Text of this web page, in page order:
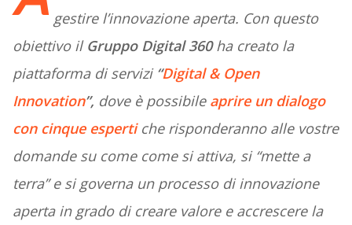
gestire l’innovazione aperta. Con questo
obiettivo ilGruppo Digital 360ha creato la
piattaforma di servizi “Digital & Open
Innovation”, doveè possibile aprire un dialogo
con cinque esperti che risponderanno alle vostre
domande su come come si attiva, si “mette a
terra” e si governa un processo di innovazione
aperta in grado di creare valore e accrescere la